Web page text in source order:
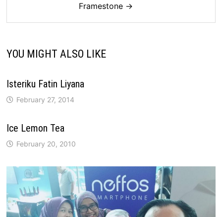
Framestone →
YOU MIGHT ALSO LIKE
Isteriku Fatin Liyana
February 27, 2014
Ice Lemon Tea
February 20, 2010